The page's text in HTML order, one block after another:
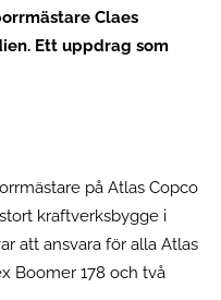
Claes
Ett uppdrag som
på Atlas Copco
kraftverksbygge i
att ansvara för alla Atlas
Boomer 178 och två